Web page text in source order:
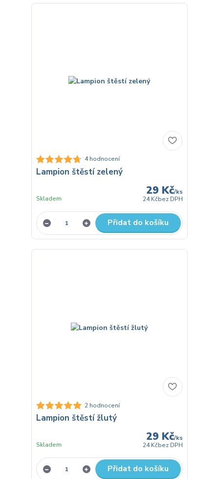
4 hodnocení
Lampion štěstí zelený
29 Kč/ks
24 Kčbez DPH
Skladem
Přidat do košíku
2 hodnocení
Lampion štěstí žlutý
29 Kč/ks
24 Kčbez DPH
Skladem
Přidat do košíku